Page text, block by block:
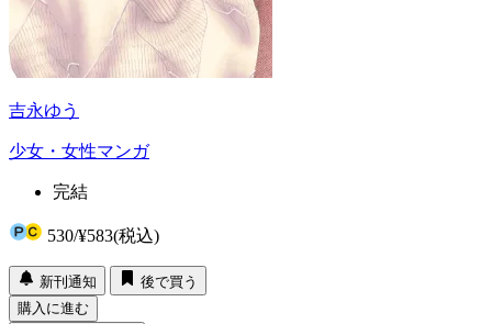
吉永ゆう
少女・女性マンガ
完結
530/¥583(税込)
新刊通知
後で買う
購入に進む